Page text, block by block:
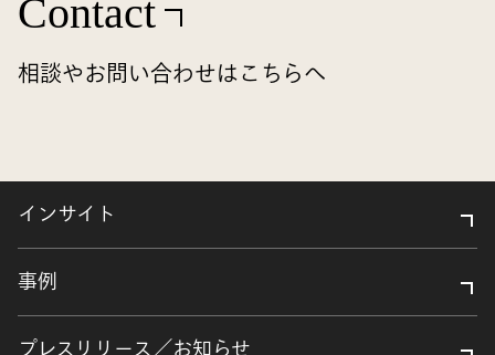
Contact
相談やお問い合わせはこちらへ
インサイト
事例